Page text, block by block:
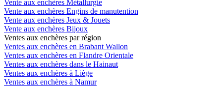
Vente aux enchères Métallurgie
Vente aux enchères Engins de manutention
Vente aux enchères Jeux & Jouets
Vente aux enchères Bijoux
Ventes aux enchères par région
Ventes aux enchères en Brabant Wallon
Ventes aux enchères en Flandre Orientale
Ventes aux enchères dans le Hainaut
Ventes aux enchères à Liège
Ventes aux enchères à Namur